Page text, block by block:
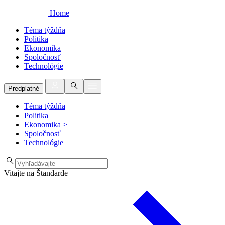
Home
Téma týždňa
Politika
Ekonomika
Spoločnosť
Technológie
Predplatné
Téma týždňa
Politika
Ekonomika >
Spoločnosť
Technológie
Vitajte na Štandarde